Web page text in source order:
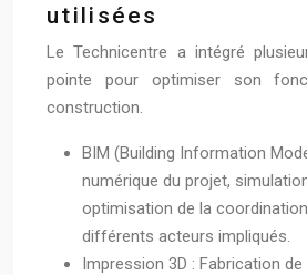
utilisées
Le Technicentre a intégré
pointe pour optimiser son
construction.
BIM (Building Information
numérique du projet,
optimisation de la
différents acteurs impliqués.
Impression 3D : Fabrication